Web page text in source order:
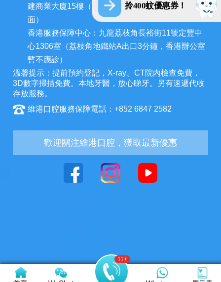
拎400蚊優惠券！
建商業大廈15樓（近拱北口岸，迎賓百貨廣場對
面）
香港服務保障中心：九龍荔枝角長裕街11號定豐中
心1306室（荔枝角地鐵站A出口3分鐘，香港辦公室
暫不應診）
溫馨提示：提前預約登記，X-ray、CT院內檢查免費，
3D數字掃描免費。本地牙醫，放心睇牙。另有速遞代收
存放服務。
維港口腔服務保障電話：+852 6847 2582
歡迎關注維港口腔，獲取最新優惠
11+